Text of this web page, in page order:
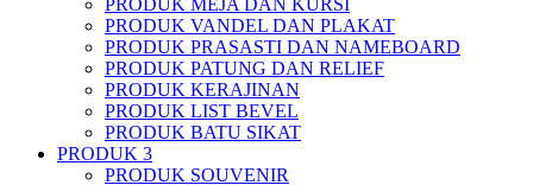
PRODUK MEJA DAN KURSI
PRODUK VANDEL DAN PLAKAT
PRODUK PRASASTI DAN NAMEBOARD
PRODUK PATUNG DAN RELIEF
PRODUK KERAJINAN
PRODUK LIST BEVEL
PRODUK BATU SIKAT
PRODUK 3
PRODUK SOUVENIR